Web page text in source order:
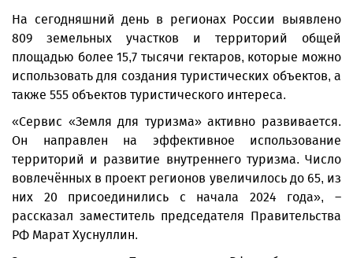
На сегодняшний день в регионах России выявлено
809 земельных участков и территорий общей
площадью более 15,7 тысячи гектаров, которые можно
использовать для создания туристических объектов, а
также 555 объектов туристического интереса.
«Сервис «Земля для туризма» активно развивается.
Он направлен на эффективное использование
территорий и развитие внутреннего туризма. Число
вовлечённых в проект регионов увеличилось до 65, из
них 20 присоединились с начала 2024 года», –
рассказал заместитель председателя Правительства
РФ Марат Хуснуллин.